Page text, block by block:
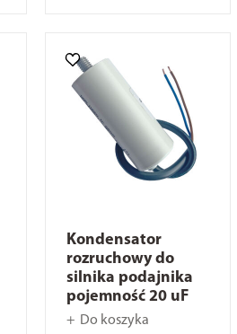
Kondensator
rozruchowy do
silnika podajnika
pojemność 20 uF
Do koszyka